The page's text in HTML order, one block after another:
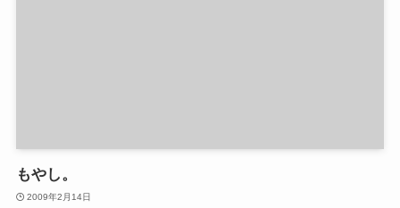
もやし。
2009年2月14日